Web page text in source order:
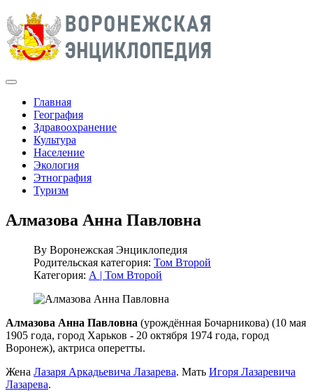
Главная
География
Здравоохранение
Культура
Население
Экология
Этнография
Туризм
Алмазова Анна Павловна
By Воронежская Энциклопедия
Родительская категория: Том Второй
Категория: А | Том Второй
Алмазова Анна Павловна (урождённая Бочарникова) (10 мая
1905 года, город Харьков - 20 октября 1974 года, город
Воронеж), актриса оперетты.
Жена Лазаря Аркадьевича Лазарева. Мать Игоря Лазаревича
Лазарева.